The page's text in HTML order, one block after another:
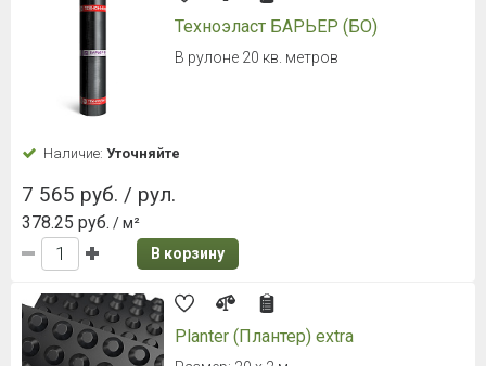
Техноэласт БАРЬЕР (БО)
В рулоне 20 кв. метров
Наличие: Уточняйте
7 565 руб. / рул.
378.25 руб. / м²
В корзину
Planter (Плантер) extra